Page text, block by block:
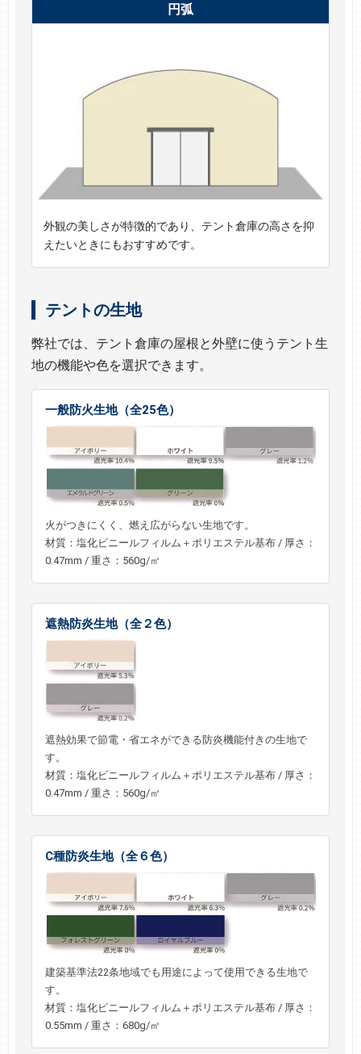
円弧
外観の美しさが特徴的であり、テント倉庫の高さを抑
えたいときにもおすすめです。
テントの生地
弊社では、テント倉庫の屋根と外壁に使うテント生
地の機能や色を選択できます。
一般防火生地（全25色）
火がつきにくく、燃え広がらない生地です。
材質：塩化ビニールフィルム＋ポリエステル基布 / 厚さ：
0.47mm / 重さ：560g/㎡
遮熱防炎生地（全２色）
遮熱効果で節電・省エネができる防炎機能付きの生地で
す。
材質：塩化ビニールフィルム＋ポリエステル基布 / 厚さ：
0.47mm / 重さ：560g/㎡
C種防炎生地（全６色）
建築基準法22条地域でも用途によって使用できる生地で
す。
材質：塩化ビニールフィルム＋ポリエステル基布 / 厚さ：
0.55mm / 重さ：680g/㎡